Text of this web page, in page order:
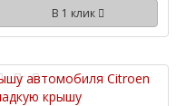
В 1 клик